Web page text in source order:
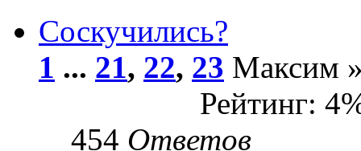
Соскучились?
1 ... 21, 22, 23 Максим
Рейтинг:
454 Ответов